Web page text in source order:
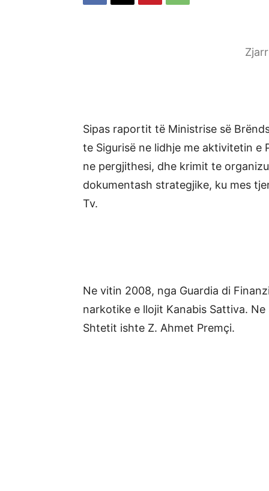
Sipas raportit të Ministrise së
te Sigurisë ne lidhje me aktivitetin
ne pergjithesi, dhe krimit te
dokumentash strategjike, ku mes
Tv.
Ne vitin 2008, nga Guardia di
narkotike e llojit Kanabis Sattiva.
Shtetit ishte Z. Ahmet Premçi.